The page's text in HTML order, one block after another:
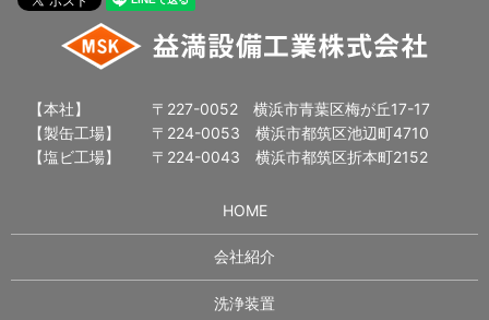
【本社】
〒227-0052 横浜市青葉区梅が丘17-17
【製缶工場】
〒224-0053 横浜市都筑区池辺町4710
【塩ビ工場】
〒224-0043 横浜市都筑区折本町2152
HOME
会社紹介
洗浄装置